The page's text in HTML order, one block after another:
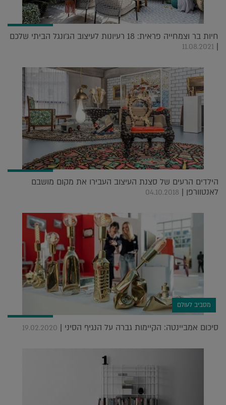
חיות בר וצמחייה פראית: 18 רעיונות לעיצוב הג'ונגל הביתי שלכם
|
11.08.2021
הילדים הרעים של סצנת העיצוב העבירו את מקום מושבם
לאנטוורפן | 04.10.2018
מסביב לעולם
סיכום אמביינטה: הקיימות גברה על הנגיף הסיני | 19.02.2020